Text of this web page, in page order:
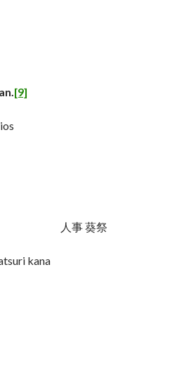
[9]
人事 葵祭
kana